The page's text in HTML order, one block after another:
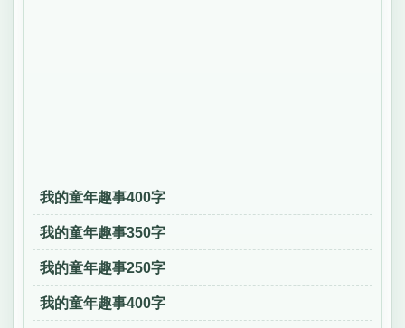
我的童年趣事400字
我的童年趣事350字
我的童年趣事250字
我的童年趣事400字